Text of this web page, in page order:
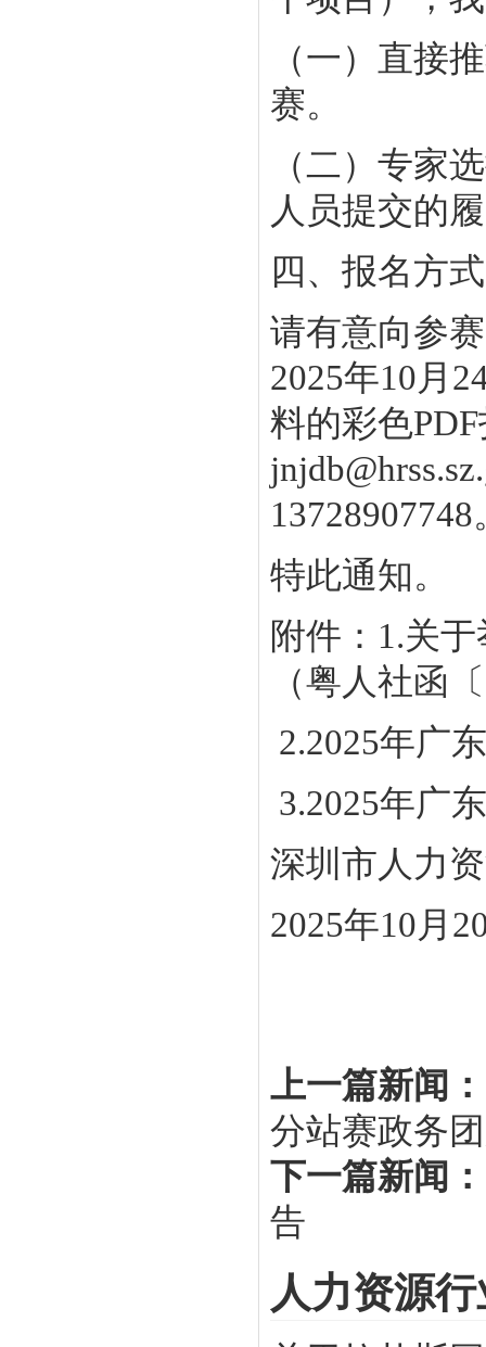
（一）直接
赛。
（二）专家
人员提交的
四、报名方式
请有意向参
2025年10月
料的彩色
13728907748
特此通知。
附件：1.关
（粤人社函
2.2025年广
3.2025年广
深圳市人力
2025年10月
上一篇新闻：
分站赛政务
下一篇新闻：
告
人力资源